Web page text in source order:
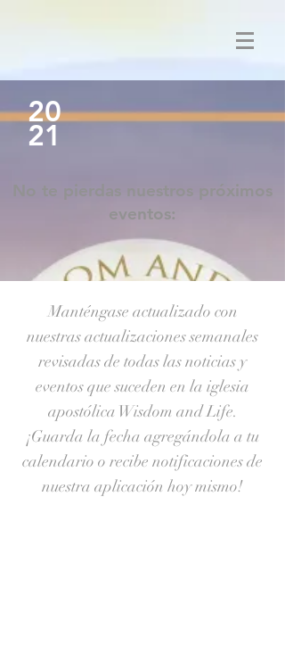
20
21
No te pierdas nuestros próximos
eventos:
Manténgase actualizado con
nuestras actualizaciones semanales
revisadas de todas las noticias y
eventos que suceden en la iglesia
apostólica Wisdom and Life.
¡Guarda la fecha agregándola a tu
calendario o recibe notificaciones de
nuestra aplicación hoy mismo!